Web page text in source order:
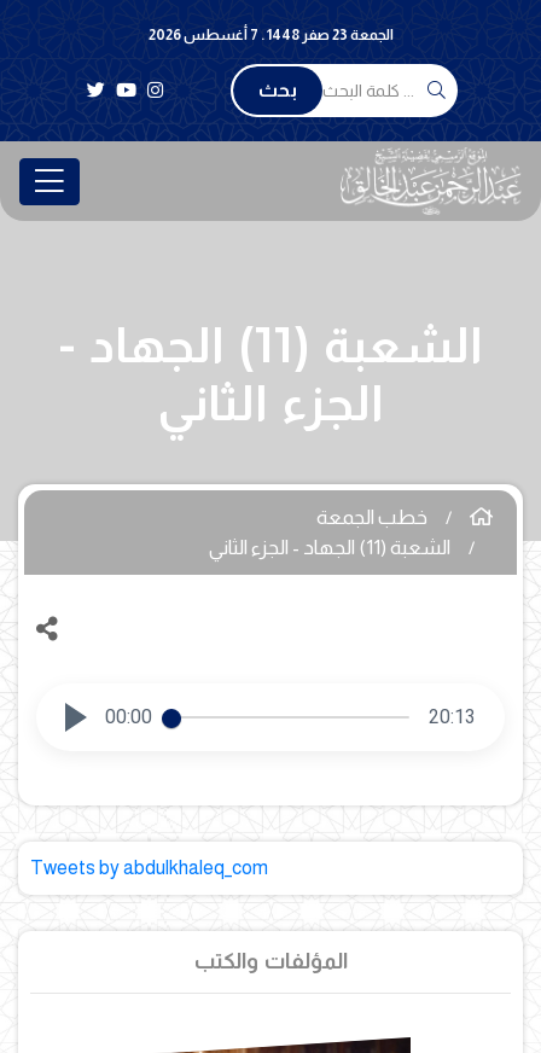
الجمعة 23 صفر 1448 . 7 أغسطس 2026
بحث
الشعبة (11) الجهاد -
الجزء الثاني
خطب الجمعة
الشعبة (11) الجهاد - الجزء الثاني
00:00 20:13
Tweets by abdulkhaleq_com
المؤلفات والكتب